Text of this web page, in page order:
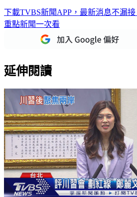
下載TVBS新聞APP，最新消息不漏接
重點新聞一次看
延伸閱讀